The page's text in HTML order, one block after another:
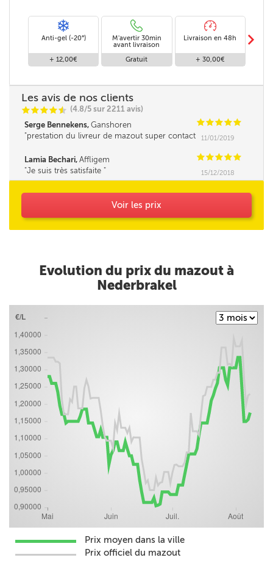
Anti-gel (-20°)
+ 12,00€
M'avertir 30min
avant livraison
Gratuit
Livraison en 48h
+ 30,00€
m
Les avis de nos clients
CCCCi
@ (4.8/5 sur 2211 avis)
Serge Bennekens, Ganshoren CCCCC
prestation du livreur de mazout super contact
11/01/2019
Lamia Bechari, Affligem CCCCC
Je suis très satisfaite
15/12/2018
Voir les prix
Evolution du prix du mazout à
Nederbrakel
Prix moyen dans la ville
Prix officiel du mazout